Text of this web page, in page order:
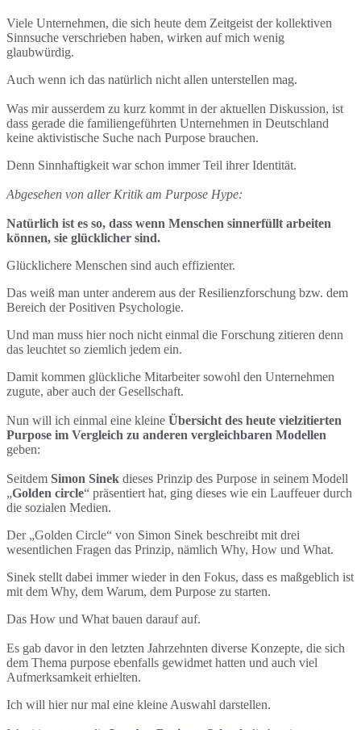
Viele Unternehmen, die sich heute dem Zeitgeist der kollektiven
Sinnsuche verschrieben haben, wirken auf mich wenig
glaubwürdig.
Auch wenn ich das natürlich nicht allen unterstellen mag.
Was mir ausserdem zu kurz kommt in der aktuellen Diskussion, ist
dass gerade die familiengeführten Unternehmen in Deutschland
keine aktivistische Suche nach Purpose brauchen.
Denn Sinnhaftigkeit war schon immer Teil ihrer Identität.
Abgesehen von aller Kritik am Purpose Hype:
Natürlich ist es so, dass wenn Menschen sinnerfüllt arbeiten
können, sie glücklicher sind.
Glücklichere Menschen sind auch effizienter.
Das weiß man unter anderem aus der Resilienzforschung bzw. dem
Bereich der Positiven Psychologie.
Und man muss hier noch nicht einmal die Forschung zitieren denn
das leuchtet so ziemlich jedem ein.
Damit kommen glückliche Mitarbeiter sowohl den Unternehmen
zugute, aber auch der Gesellschaft.
Nun will ich einmal eine kleine Übersicht des heute vielzitierten
Purpose im Vergleich zu anderen vergleichbaren Modellen
geben:
Seitdem Simon Sinek dieses Prinzip des Purpose in seinem Modell
„Golden circle“ präsentiert hat, ging dieses wie ein Lauffeuer durch
die sozialen Medien.
Der „Golden Circle“ von Simon Sinek beschreibt mit drei
wesentlichen Fragen das Prinzip, nämlich Why, How und What.
Sinek stellt dabei immer wieder in den Fokus, dass es maßgeblich ist
mit dem Why, dem Warum, dem Purpose zu starten.
Das How und What bauen darauf auf.
Es gab davor in den letzten Jahrzehnten diverse Konzepte, die sich
dem Thema purpose ebenfalls gewidmet hatten und auch viel
Aufmerksamkeit erhielten.
Ich will hier nur mal eine kleine Auswahl darstellen.